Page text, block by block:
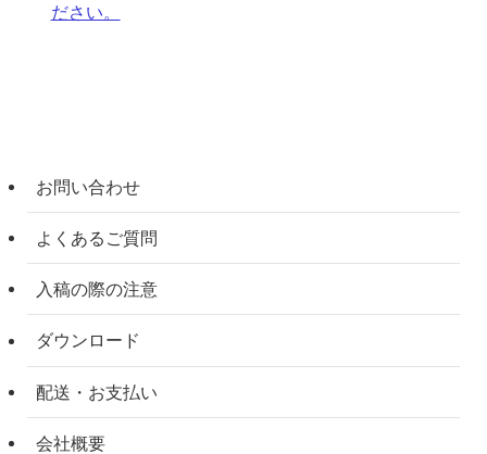
ださい。
お問い合わせ
よくあるご質問
入稿の際の注意
ダウンロード
配送・お支払い
会社概要